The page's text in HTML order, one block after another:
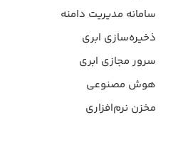
سامانه مدیریت دامنه
ذخیره‌سازی ابری
سرور مجازی ابری
هوش مصنوعی
مخزن نرم‌افزاری